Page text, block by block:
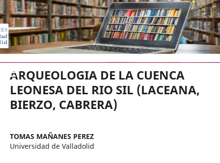
EDICIONES UNIVERSIDAD DE
ARQUEOLOGIA DE LA CUENCA
LEONESA DEL RIO SIL (LACEANA,
BIERZO, CABRERA)
TOMAS MAÑANES PEREZ
Universidad de Valladolid